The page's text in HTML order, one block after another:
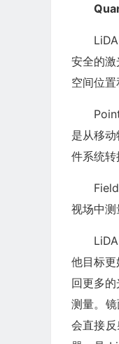
安全的
空间位置
是从移
件系统转
视场中测
他目标
回更多
测量。
会直接